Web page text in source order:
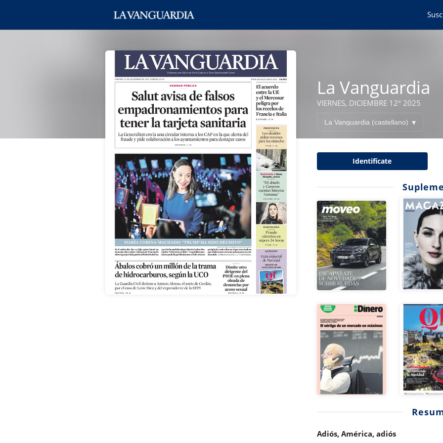
La Vanguardia
VIERNES, DICIEMBRE 12º 2025
Identifícate
Adiós, América, adiós